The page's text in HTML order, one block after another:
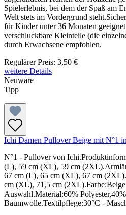
Spielerlebnis, bei dem der Spaß am
Welt stets im Vordergrund
für Kinder unter 36 Monaten
verschluckbare Kleinteile (die
durch Erwachsene empfohlen.
Regulärer Preis: 3,50 €
weitere Details
Neuware
Tipp
Ichi Damen Pullover Beige mit N°1
N°1 - Pullover von
(L), 59 cm (XL), 59 cm
67 cm (L), 65 cm (XL), 67 cm
cm (XL), 71,5 cm
Auswahl.Material:60% Polyester,40%
Baumwolle.Textilpflege:30°C -